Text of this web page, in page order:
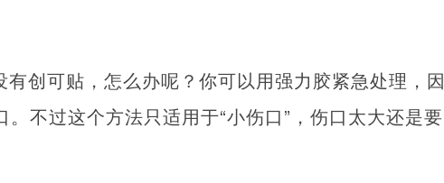
创可贴，怎么办呢？你可以用强力胶紧急处理，因
不过这个方法只适用于“小伤口”，伤口太大还是要